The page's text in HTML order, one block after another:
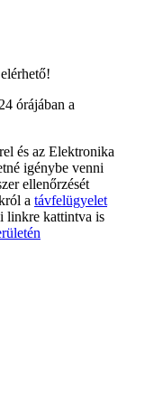
órájában a
és az Elektronika
igénybe venni
ellenőrzését
a távfelügyelet
linkre kattintva is